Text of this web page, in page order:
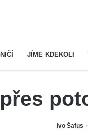
JÍME KDEKOLI
Ivo Šafus